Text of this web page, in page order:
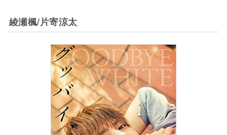
綾瀬楓/片寄涼太